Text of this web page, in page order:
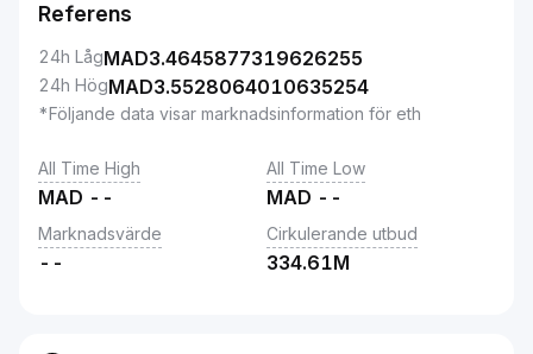
Referens
24h LågMAD3.4645877319626255
24h HögMAD3.5528064010635254
*Följande data visar marknadsinformation för eth
All Time High
MAD --
All Time Low
MAD --
Marknadsvärde
--
Cirkulerande utbud
334.61M